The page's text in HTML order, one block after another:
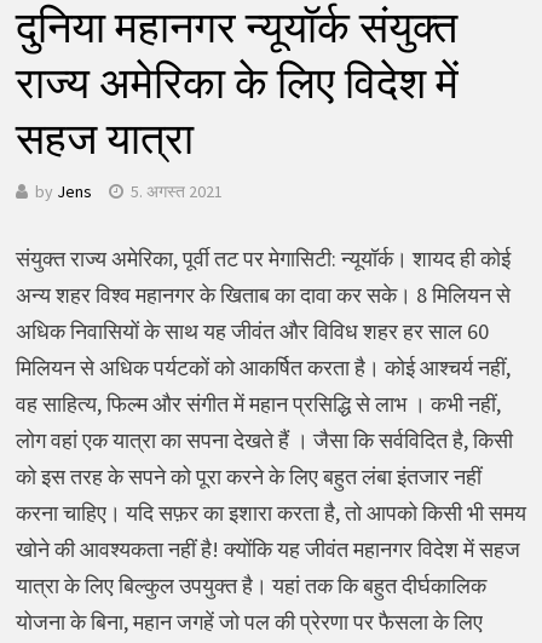
दुनिया महानगर न्यूयॉर्क संयुक्त
राज्य अमेरिका के लिए विदेश में
सहज यात्रा
by Jens 5. अगस्त 2021
संयुक्त राज्य अमेरिका, पूर्वी तट पर मेगासिटी: न्यूयॉर्क। शायद ही कोई
अन्य शहर विश्व महानगर के खिताब का दावा कर सके। 8 मिलियन से
अधिक निवासियों के साथ यह जीवंत और विविध शहर हर साल 60
मिलियन से अधिक पर्यटकों को आकर्षित करता है। कोई आश्चर्य नहीं,
वह साहित्य, फिल्म और संगीत में महान प्रसिद्धि से लाभ । कभी नहीं,
लोग वहां एक यात्रा का सपना देखते हैं । जैसा कि सर्वविदित है, किसी
को इस तरह के सपने को पूरा करने के लिए बहुत लंबा इंतजार नहीं
करना चाहिए। यदि सफ़र का इशारा करता है, तो आपको किसी भी समय
खोने की आवश्यकता नहीं है! क्योंकि यह जीवंत महानगर विदेश में सहज
यात्रा के लिए बिल्कुल उपयुक्त है। यहां तक कि बहुत दीर्घकालिक
योजना के बिना, महान जगहें जो पल की प्रेरणा पर फैसला के लिए